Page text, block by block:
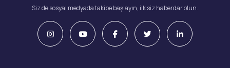
Siz de sosyal medyada takibe başlayın, ilk siz haberdar olun.